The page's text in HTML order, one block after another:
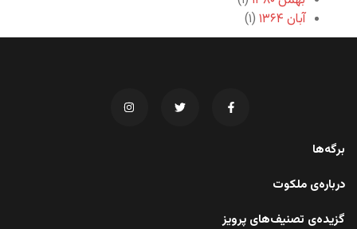
آبان ۱۳۶۴
(۱)
برگه‌ها
درباره‌ی ملکوت
گزیده‌ی تصنیف‌های پرویز